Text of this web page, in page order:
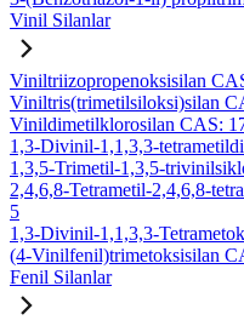
Vinil Silanlar
Viniltriizopropenoksisilan
Viniltris(trimetilsiloksi)silan
Vinildimetilklorosilan CAS:
1,3-Divinil-1,1,3,3-
1,3,5-Trimetil-1,3,5-
2,4,6,8-Tetrametil-2,4,6,8-
5
1,3-Divinil-1,1,3,3-
(4-Vinilfenil)trimetoksisilan
Fenil Silanlar